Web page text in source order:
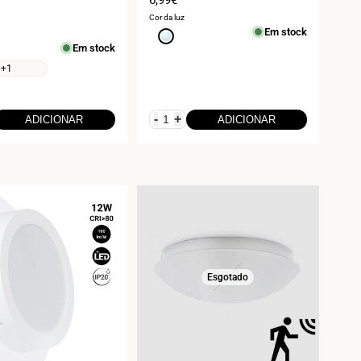
+1
Em stock
ADICIONAR
de
venda
Cor da luz
Branco
Em stock
- + ADICIONAR
Esgotado